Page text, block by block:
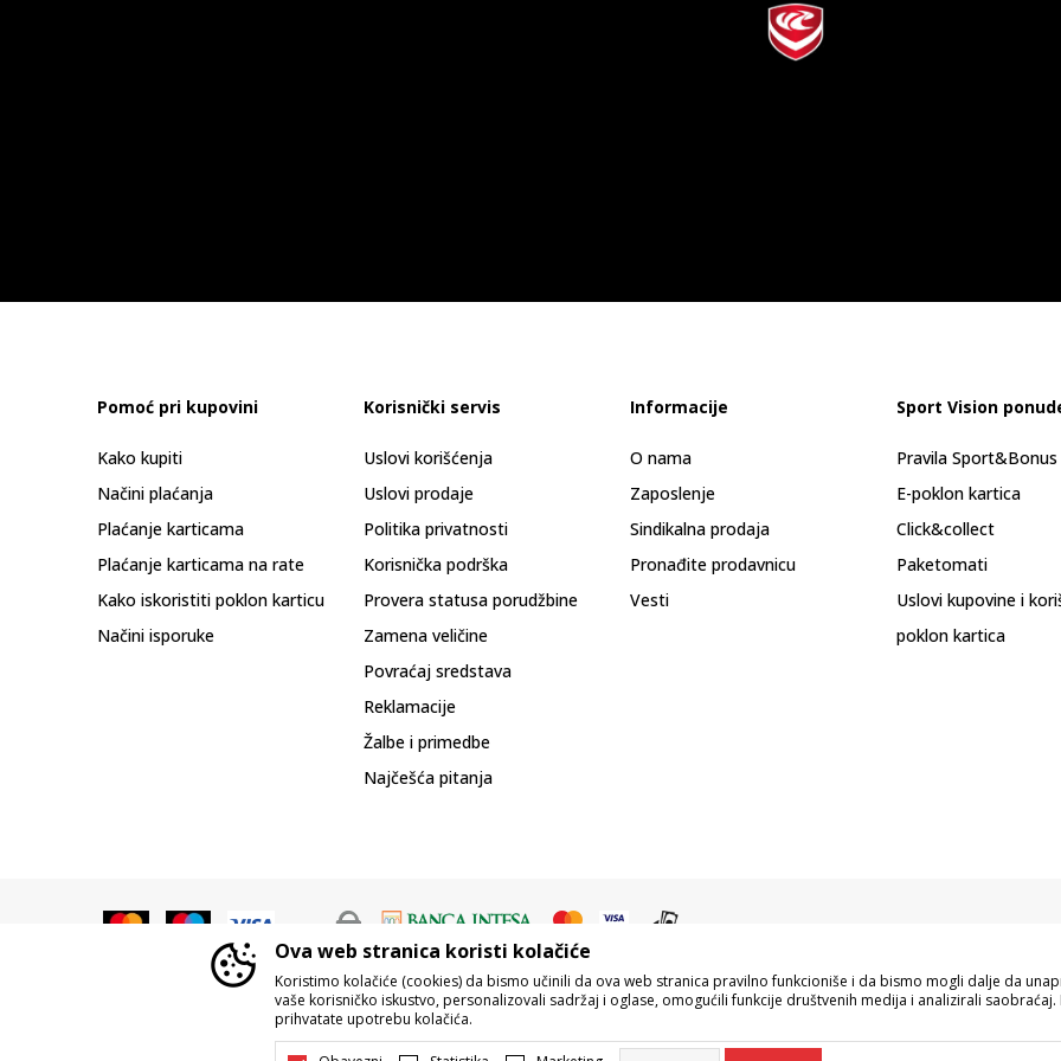
Pomoć pri kupovini
Kako kupiti
Načini plaćanja
Plaćanje karticama
Plaćanje karticama na rate
Kako iskoristiti poklon karticu
Načini isporuke
Korisnički servis
Uslovi korišćenja
Uslovi prodaje
Politika privatnosti
Korisnička podrška
Provera statusa porudžbine
Zamena veličine
Povraćaj sredstava
Reklamacije
Žalbe i primedbe
Najčešća pitanja
Informacije
O nama
Zaposlenje
Sindikalna prodaja
Pronađite prodavnicu
Vesti
Sport Vision
Pravila
E-poklon kartica
Click&collect
Paketomati
Uslovi kupovine i
poklon kartica
Nastojimo da budemo što precizniji u opisu proizvoda, prikazu slika i samih cena, ali ne možemo garantovati da su
Svi artikli prikazani na sajtu su deo naše ponude i ne podrazumeva da su dostupni u svakom trenutku.
Ova web stranica koristi kolačiće
Koristimo kolačiće (cookies) da bismo učinili da ova web stranica pravilno funkcioniše i da bismo mogli dalje da
vaše korisničko iskustvo, personalizovali sadržaj i oglase, omogućili funkcije društvenih medija i analizirali
prihvatate upotrebu kolačića.